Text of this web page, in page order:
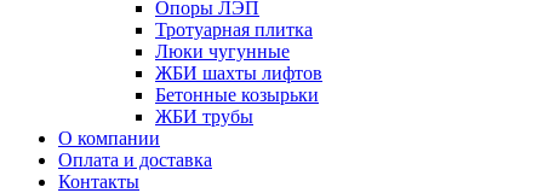
Опоры ЛЭП
Тротуарная плитка
Люки чугунные
ЖБИ шахты лифтов
Бетонные козырьки
ЖБИ трубы
О компании
Оплата и доставка
Контакты